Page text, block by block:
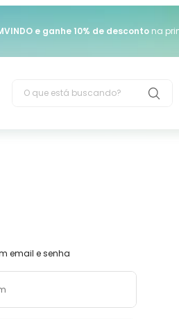
e ganhe 10% de descontona
email e senha